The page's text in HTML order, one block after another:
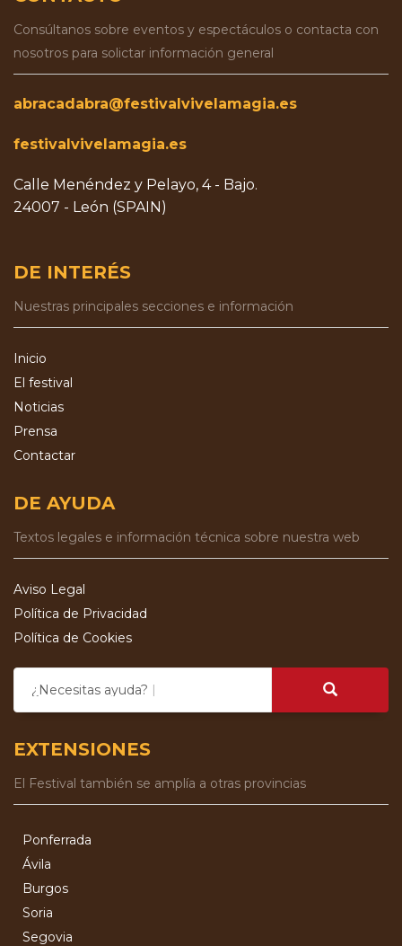
Consúltanos sobre eventos y espectáculos o contacta con
nosotros para solictar información general
abracadabra@festivalvivelamagia.es
festivalvivelamagia.es
Calle Menéndez y Pelayo, 4 - Bajo.
24007 - León (SPAIN)
DE INTERÉS
Nuestras principales secciones e información
Inicio
El festival
Noticias
Prensa
Contactar
DE AYUDA
Textos legales e información técnica sobre nuestra web
Aviso Legal
Política de Privacidad
Política de Cookies
¿Necesitas ayuda?
EXTENSIONES
El Festival también se amplía a otras provincias
Ponferrada
Ávila
Burgos
Soria
Segovia